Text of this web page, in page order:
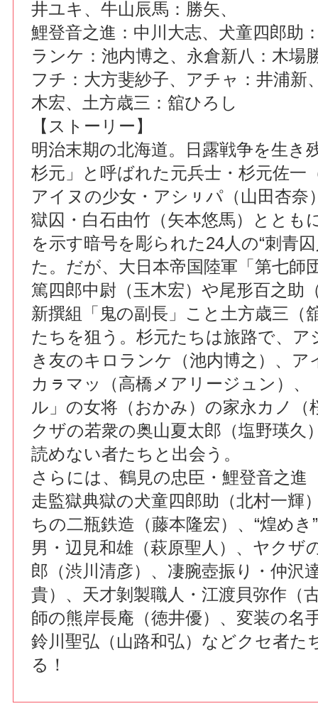
井ユキ、牛山辰馬：勝矢、
鯉登音之進：中川大志、犬童四郎助
ランケ：池内博之、永倉新八：木場
フチ：大方斐紗子、アチャ：井浦新
木宏、土方歳三：舘ひろし
【ストーリー】
明治末期の北海道。日露戦争を生き
杉元」と呼ばれた元兵士・杉元佐一
アイヌの少女・アシㇼパ（山田杏奈
獄囚・白石由竹（矢本悠馬）ととも
を示す暗号を彫られた24人の“刺青
た。だが、大日本帝国陸軍「第七師
篤四郎中尉（玉木宏）や尾形百之助
新撰組「鬼の副長」こと土方歳三（
たちを狙う。杉元たちは旅路で、ア
き友のキロランケ（池内博之）、ア
カㇻマッ（高橋メアリージュン）、
ル」の女将（おかみ）の家永カノ（
クザの若衆の奥山夏太郎（塩野瑛久
読めない者たちと出会う。
さらには、鶴見の忠臣・鯉登音之進
走監獄典獄の犬童四郎助（北村一輝
ちの二瓶鉄造（藤本隆宏）、“煌め
男・辺見和雄（萩原聖人）、ヤクザ
郎（渋川清彦）、凄腕壺振り・仲沢
貴）、天才剝製職人・江渡貝弥作（
師の熊岸長庵（徳井優）、変装の名
鈴川聖弘（山路和弘）などクセ者た
る！